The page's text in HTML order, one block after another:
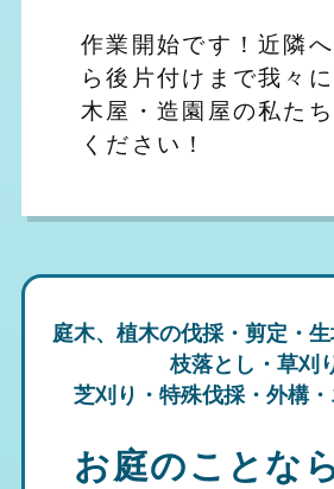
作業開始です！近隣
ら後片付けまで我々
木屋・造園屋の私た
ください！
庭木、植木の伐採・剪定・
枝落とし・草刈
芝刈り・特殊伐採・外構
お庭のことな